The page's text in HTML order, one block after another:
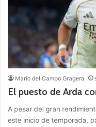
Mario del Campo Gragera
El puesto de Arda
A pesar del gran
este inicio de temporada,